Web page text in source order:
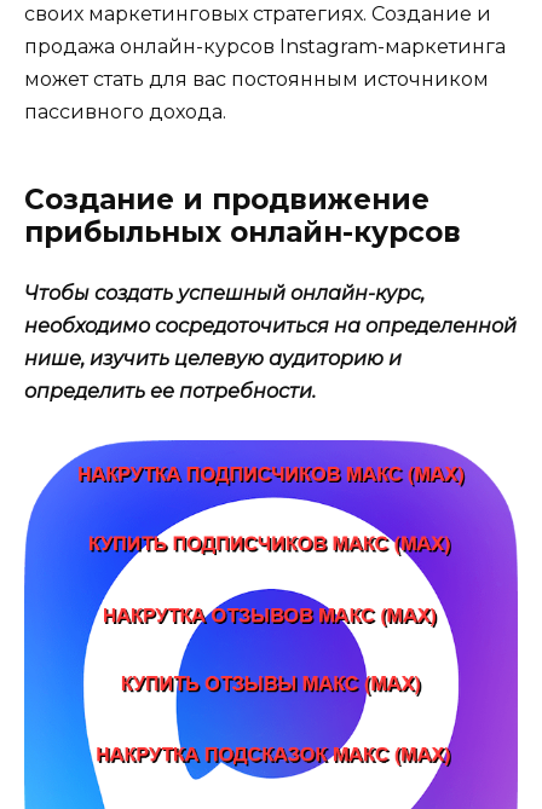
своих маркетинговых стратегиях. Создание и
продажа онлайн-курсов Instagram-маркетинга
может стать для вас постоянным источником
пассивного дохода.
Создание и продвижение
прибыльных онлайн-курсов
Чтобы создать успешный онлайн-курс,
необходимо сосредоточиться на определенной
нише, изучить целевую аудиторию и
определить ее потребности.